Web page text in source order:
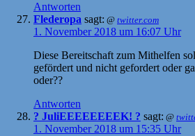
Antworten
Flederopa sagt: @ twitter.com
1. November 2018 um 16:07 Uhr
Diese Bereitschaft zum Mithelfen
gefördert und nicht gefordert oder
oder??
Antworten
? JuliEEEEEEEEK! ? sagt: @
1. November 2018 um 15:35 Uhr